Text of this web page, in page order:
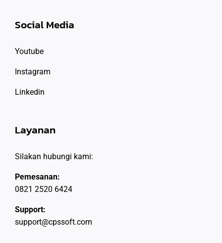
Social Media
Youtube
Instagram
Linkedin
Layanan
Silakan hubungi kami:
Pemesanan:
0821 2520 6424
Support:
support@cpssoft.com